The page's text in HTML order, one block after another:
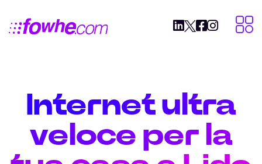
Internet ultra
veloce per la